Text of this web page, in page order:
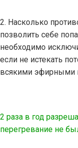
2. Насколько
позволить себе
необходимо
если не истекать
всякими эфирными
2 раза в год
перегревание не